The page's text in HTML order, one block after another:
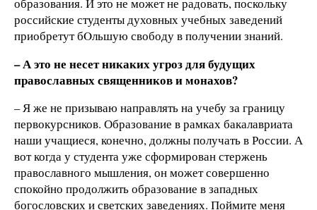
российские студенты духовных учебных заведений
приобретут бOльшую свободу в получении знаний.
– А это не несет никаких угроз для будущих
православных священников и монахов?
– Я же не призываю направлять на учебу за границу
первокурсников. Образование в рамках бакалавриата
наши учащиеся, конечно, должны получать в России. А
вот когда у студента уже сформирован стержень
православного мышления, он может совершенно
спокойно продолжить образование в западных
богословских и светских заведениях. Поймите меня